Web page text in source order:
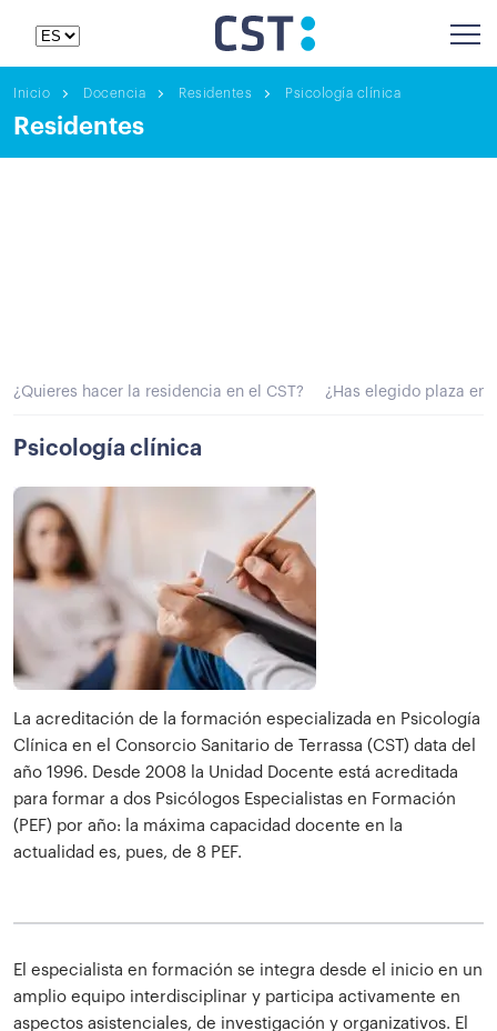
Inicio Docencia Residentes Psicología clínica
Residentes
¿Quieres hacer la residencia en el CST? ¿Has elegido plaza en
Psicología clínica
La acreditación de la formación especializada en Psicología
Clínica en el Consorcio Sanitario de Terrassa (CST) data del
año 1996. Desde 2008 la Unidad Docente está acreditada
para formar a dos Psicólogos Especialistas en Formación
(PEF) por año: la máxima capacidad docente en la
actualidad es, pues, de 8 PEF.
El especialista en formación se integra desde el inicio en un
amplio equipo interdisciplinar y participa activamente en
aspectos asistenciales, de investigación y organizativos. El